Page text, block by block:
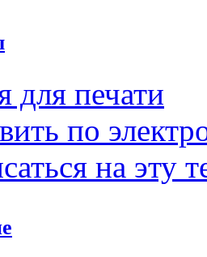
для печати
по
на эту